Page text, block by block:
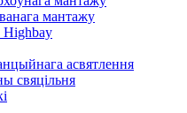
мантажу
Highbay
асвятлення
свяцільня